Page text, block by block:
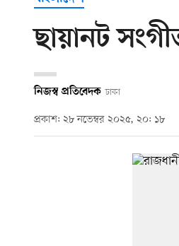
ছায়ানট
নিজস্ব প্রতিবেদক ঢাকা
প্রকাশ: ২৮ নভেম্বর ২০২৫, ২০: ১৮